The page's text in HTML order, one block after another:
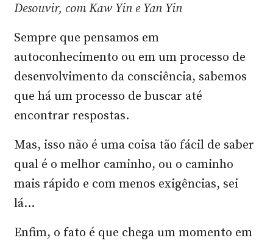
Desouvir, com Kaw Yin e Yan Yin
Sempre que pensamos em
autoconhecimento ou em um processo de
desenvolvimento da consciência, sabemos
que há um processo de buscar até
encontrar respostas.
Mas, isso não é uma coisa tão fácil de saber
qual é o melhor caminho, ou o caminho
mais rápido e com menos exigências, sei
lá…
Enfim, o fato é que chega um momento em